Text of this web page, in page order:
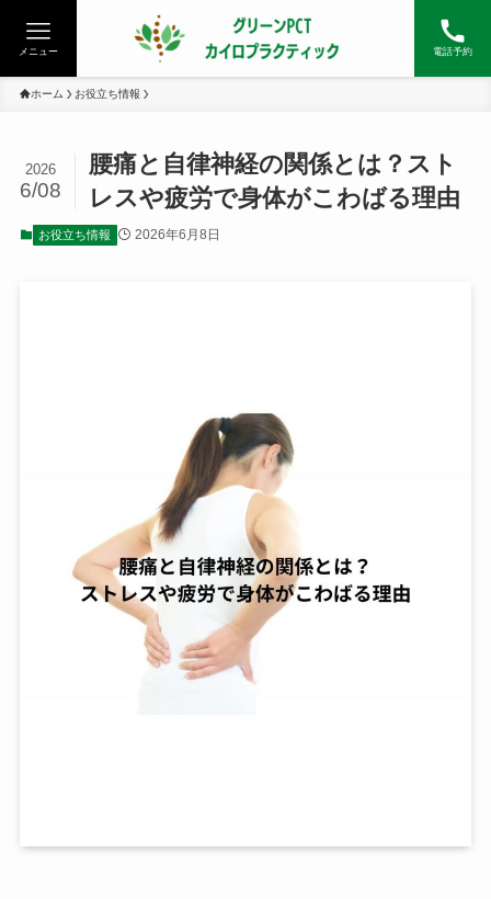
電話予約
メニュー
ホーム お役立ち情報
腰痛と自律神経の関係とは？スト
レスや疲労で身体がこわばる理由
2026
6/08
お役立ち情報 2026年6月8日